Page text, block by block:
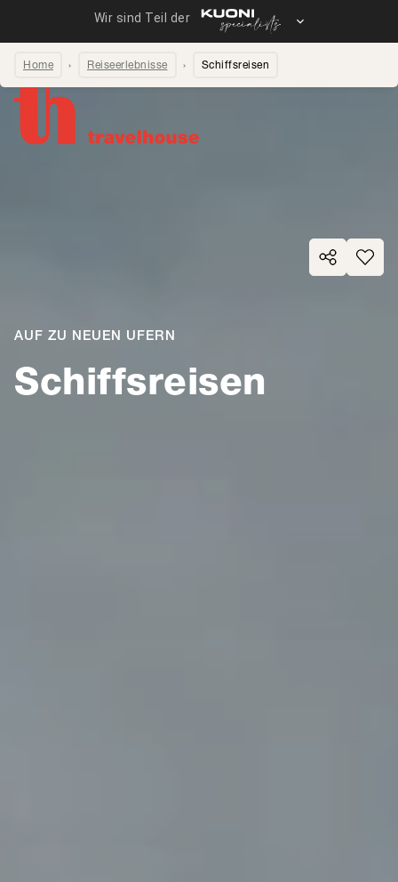
Home Reiseerlebnisse Schiffsreisen
Schiffsreisen
AUF ZU NEUEN UFERN